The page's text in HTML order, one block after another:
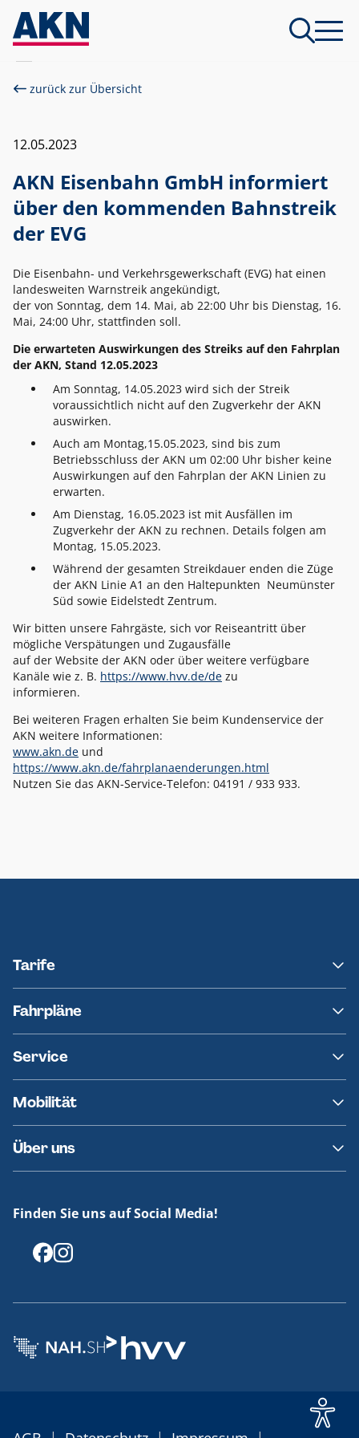
zurück zur Übersicht
12.05.2023
AKN Eisenbahn GmbH informiert
über den kommenden Bahnstreik
der EVG
Die Eisenbahn- und Verkehrsgewerkschaft (EVG) hat einen
landesweiten Warnstreik angekündigt,
der von Sonntag, dem 14. Mai, ab 22:00 Uhr bis Dienstag, 16.
Mai, 24:00 Uhr, stattfinden soll.
Die erwarteten Auswirkungen des Streiks auf den Fahrplan
der AKN, Stand 12.05.2023
Am Sonntag, 14.05.2023 wird sich der Streik
voraussichtlich nicht auf den Zugverkehr der AKN
auswirken.
Auch am Montag,15.05.2023, sind bis zum
Betriebsschluss der AKN um 02:00 Uhr bisher keine
Auswirkungen auf den Fahrplan der AKN Linien zu
erwarten.
Am Dienstag, 16.05.2023 ist mit Ausfällen im
Zugverkehr der AKN zu rechnen. Details folgen am
Montag, 15.05.2023.
Während der gesamten Streikdauer enden die Züge
der AKN Linie A1 an den Haltepunkten Neumünster
Süd sowie Eidelstedt Zentrum.
Wir bitten unsere Fahrgäste, sich vor Reiseantritt über
mögliche Verspätungen und Zugausfälle
auf der Website der AKN oder über weitere verfügbare
Kanäle wie z. B. https://www.hvv.de/de zu
informieren.
Bei weiteren Fragen erhalten Sie beim Kundenservice der
AKN weitere Informationen:
www.akn.de und
https://www.akn.de/fahrplanaenderungen.html
Nutzen Sie das AKN-Service-Telefon: 04191 / 933 933.
Tarife
hvv
Fahrpläne
Ersatzverkehr
AKN News-Service
Service
Fundsachen
Häufige Fragen
Mobilität
Barrierefreies Reisen
Erklärung Barrierefreiheit
Über uns
Offenlegungen
Finden Sie uns auf Social Media!